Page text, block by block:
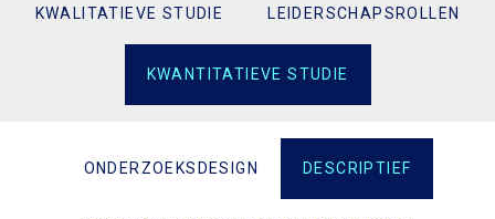
KWALITATIEVE STUDIE LEIDERSCHAPSROLLEN
KWANTITATIEVE STUDIE
ONDERZOEKSDESIGN DESCRIPTIEF